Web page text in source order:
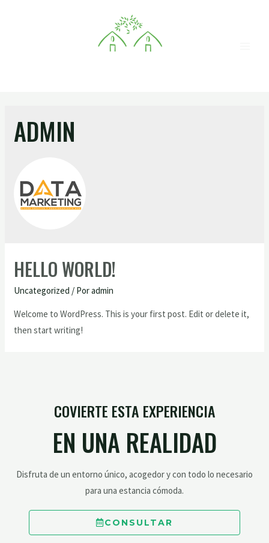
ADMIN
HELLO WORLD!
Uncategorized / Poradmin
Welcome to WordPress. This is your first post. Edit or delete it,
then start writing!
COVIERTE ESTA EXPERIENCIA
EN UNA REALIDAD
Disfruta de un entorno único, acogedor y con todo lo necesario
para una estancia cómoda.
CONSULTAR